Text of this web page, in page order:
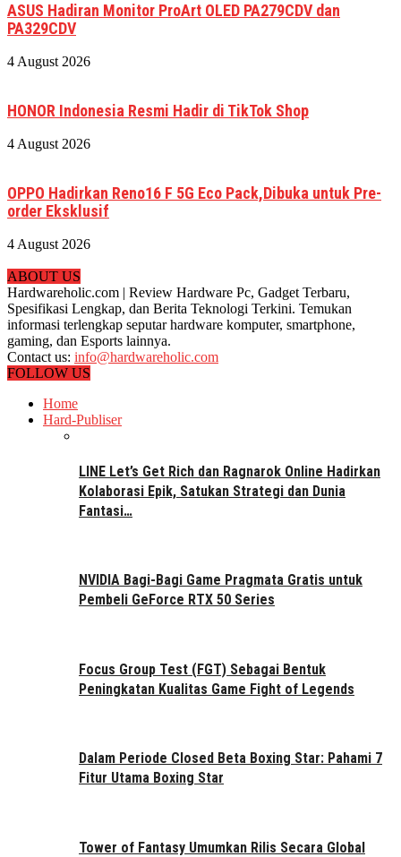
ASUS Hadiran Monitor ProArt OLED PA279CDV dan
PA329CDV
4 August 2026
HONOR Indonesia Resmi Hadir di TikTok Shop
4 August 2026
OPPO Hadirkan Reno16 F 5G Eco Pack,Dibuka untuk Pre-
order Eksklusif
4 August 2026
ABOUT US
Hardwareholic.com | Review Hardware Pc, Gadget Terbaru,
Spesifikasi Lengkap, dan Berita Teknologi Terkini. Temukan
informasi terlengkap seputar hardware komputer, smartphone,
gaming, dan Esports lainnya.
Contact us: info@hardwareholic.com
FOLLOW US
Home
Hard-Publiser
LINE Let’s Get Rich dan Ragnarok Online Hadirkan
Kolaborasi Epik, Satukan Strategi dan Dunia
Fantasi…
NVIDIA Bagi-Bagi Game Pragmata Gratis untuk
Pembeli GeForce RTX 50 Series
Focus Group Test (FGT) Sebagai Bentuk
Peningkatan Kualitas Game Fight of Legends
Dalam Periode Closed Beta Boxing Star: Pahami 7
Fitur Utama Boxing Star
Tower of Fantasy Umumkan Rilis Secara Global